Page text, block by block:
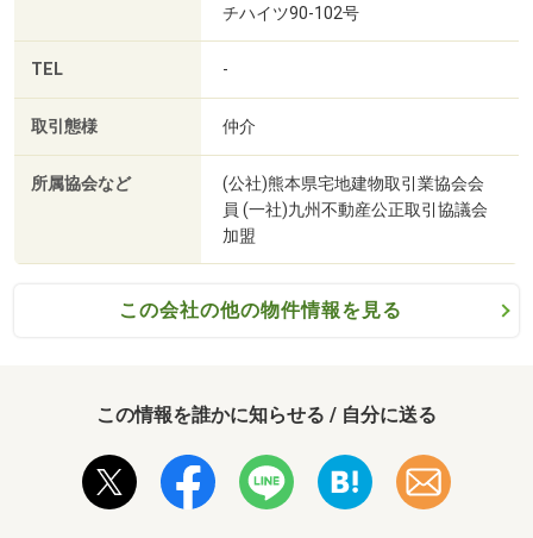
チハイツ90-102号
TEL -
取引態様 仲介
所属協会など
(公社)熊本県宅地建物取引業協会会
員 (一社)九州不動産公正取引協議会
加盟
この会社の他の物件情報を見る
この情報を誰かに知らせる / 自分に送る